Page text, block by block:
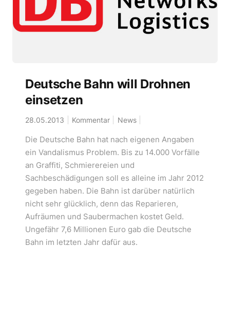
Deutsche Bahn will Drohnen
einsetzen
28.05.2013 Kommentar News
Die Deutsche Bahn hat nach eigenen Angaben
ein Vandalismus Problem. Bis zu 14.000 Vorfälle
an Graffiti, Schmierereien und
Sachbeschädigungen soll es alleine im Jahr 2012
gegeben haben. Die Bahn ist darüber natürlich
nicht sehr glücklich, denn das Reparieren,
Aufräumen und Saubermachen kostet Geld.
Ungefähr 7,6 Millionen Euro gab die Deutsche
Bahn im letzten Jahr dafür aus.